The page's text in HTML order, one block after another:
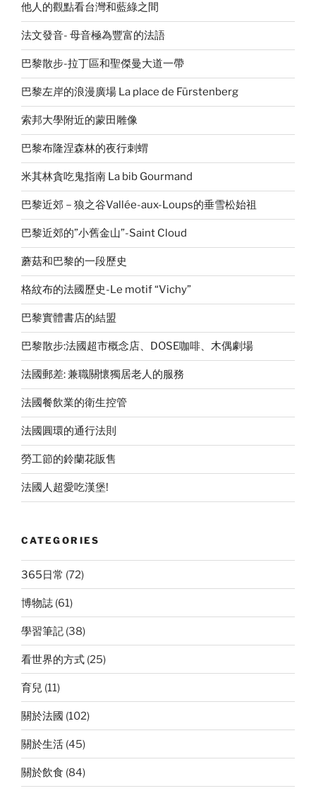
他人的觀點看台灣和藍綠之間
法文發音- 母音極為豐富的法語
巴黎散步-拉丁區和聖傑曼大道一帶
巴黎左岸的浪漫廣場 La place de Fürstenberg
索邦大學附近的蒙田雕像
巴黎布隆涅森林的夜行刺蝟
米其林貪吃鬼指南 La bib Gourmand
巴黎近郊－狼之谷Vallée-aux-Loups的垂雪松始祖
巴黎近郊的”小舊金山”-Saint Cloud
蘑菇和巴黎的一段歷史
格紋布的法國歷史-Le motif “Vichy”
巴黎實體書店的結盟
巴黎散步:法國超市概念店、DOSE咖啡、木偶劇場
法國郵差: 兼職關懷獨居老人的服務
法國餐飲業的衛生控管
法國圓環的通行法則
勞工節的鈴蘭花販售
法國人超愛吃漢堡!
CATEGORIES
365日常 (72)
博物誌 (61)
學習筆記 (38)
看世界的方式 (25)
育兒 (11)
關於法國 (102)
關於生活 (45)
關於飲食 (84)